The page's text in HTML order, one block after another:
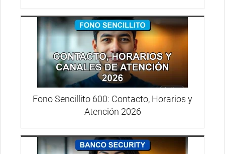
Fono Sencillito 600: Contacto, Horarios y
Atención 2026